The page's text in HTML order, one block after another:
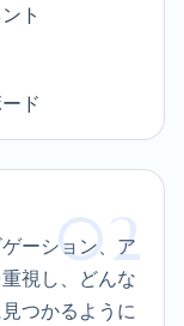
ト
ド
02
ーション、ア
視し、どんな
つかるように